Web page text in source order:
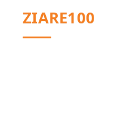
conținut
ZIARE100